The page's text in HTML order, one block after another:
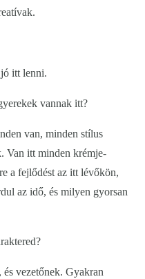
itt lenni.
vannak itt?
van, minden stílus
Van itt minden krémje-
a fejlődést az itt lévőkön,
az idő, és milyen gyorsan
vezetőnek. Gyakran